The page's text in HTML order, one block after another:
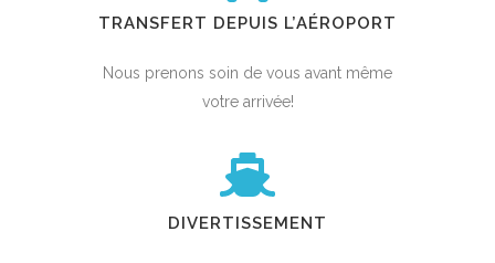
TRANSFERT DEPUIS L’AÉROPORT
Nous prenons soin de vous avant même
votre arrivée!
DIVERTISSEMENT